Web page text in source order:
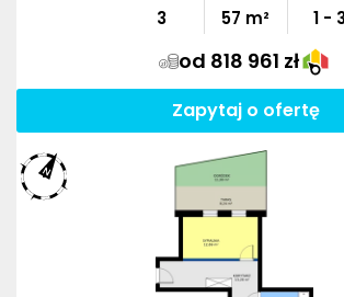
3
57 m²
1 -
od 818 961 zł
Zapytaj o ofertę